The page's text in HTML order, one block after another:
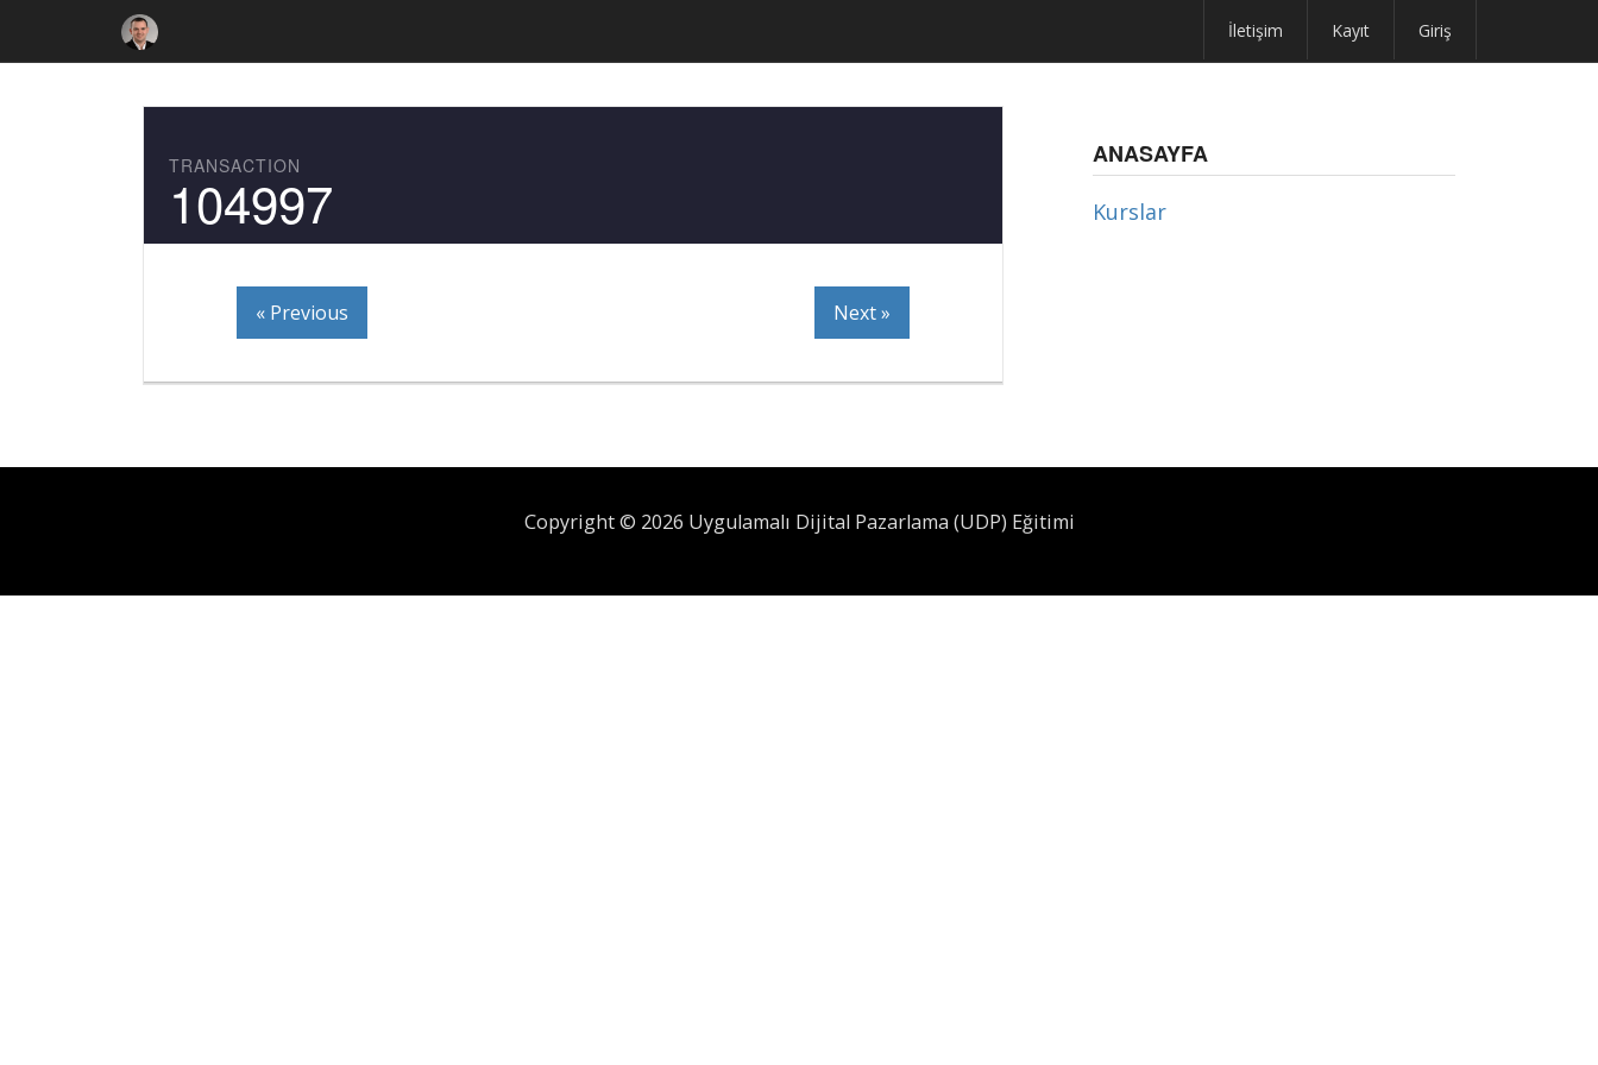
İletişim Kayıt Giriş
TRANSACTION
104997
« Previous Next »
ANASAYFA
Kurslar
Copyright © 2026 Uygulamalı Dijital Pazarlama (UDP) Eğitimi